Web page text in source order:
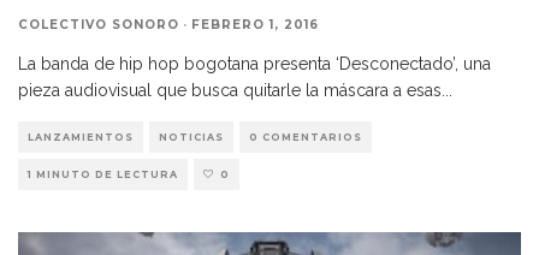
COLECTIVO SONORO · FEBRERO 1, 2016
La banda de hip hop bogotana presenta ‘Desconectado’, una
pieza audiovisual que busca quitarle la máscara a esas
LANZAMIENTOS NOTICIAS 0 COMENTARIOS
1 MINUTO DE LECTURA 0